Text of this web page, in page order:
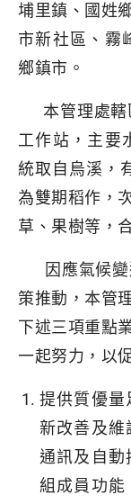
埔里鎮、國姓
市新社區、霧
鄉鎮市。
本管理處轄
工作站，主要
統取自烏溪，
為雙期稻作，
草、果樹等，
因應氣候變
策推動，本管
下述三項重點
一起努力，以
提供質優量
新改善及維
通訊及自動
組成員功